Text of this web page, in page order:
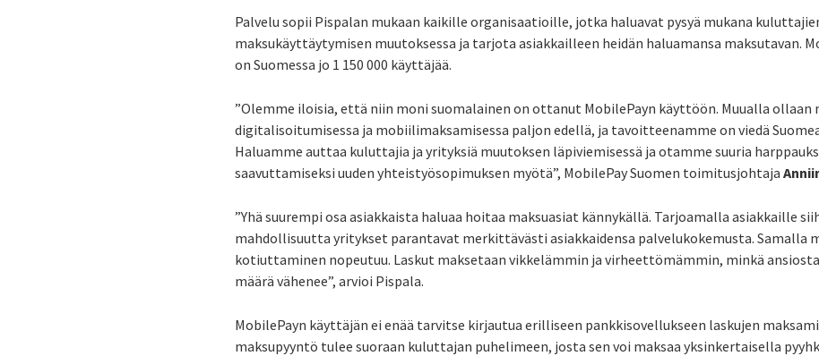
Palvelu sopii Pispalan mukaan kaikille organisaatioille, jotka haluavat pysyä mukana
maksukäyttäytymisen muutoksessa ja tarjota asiakkailleen heidän haluamansa maksutavan.
on Suomessa jo 1 150 000 käyttäjää.
”Olemme iloisia, että niin moni suomalainen on ottanut MobilePayn käyttöön. Muualla ollaan
digitalisoitumisessa ja mobiilimaksamisessa paljon edellä, ja tavoitteenamme on viedä
Haluamme auttaa kuluttajia ja yrityksiä muutoksen läpiviemisessä ja otamme suuria
saavuttamiseksi uuden yhteistyösopimuksen myötä”, MobilePay Suomen toimitusjohtaja
”Yhä suurempi osa asiakkaista haluaa hoitaa maksuasiat kännykällä. Tarjoamalla asiakkaille
mahdollisuutta yritykset parantavat merkittävästi asiakkaidensa palvelukokemusta. Samalla
kotiuttaminen nopeutuu. Laskut maksetaan vikkelämmin ja virheettömämmin, minkä
määrä vähenee”, arvioi Pispala.
MobilePayn käyttäjän ei enää tarvitse kirjautua erilliseen pankkisovellukseen laskujen
maksupyyntö tulee suoraan kuluttajan puhelimeen, josta sen voi maksaa yksinkertaisella